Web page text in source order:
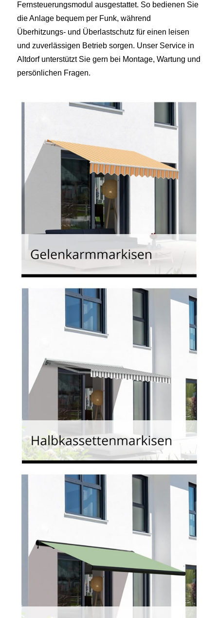
Fernsteuerungsmodul ausgestattet. So bedienen Sie
die Anlage bequem per Funk, während
Überhitzungs‑ und Überlastschutz für einen leisen
und zuverlässigen Betrieb sorgen. Unser Service in
Altdorf unterstützt Sie gern bei Montage, Wartung und
persönlichen Fragen.